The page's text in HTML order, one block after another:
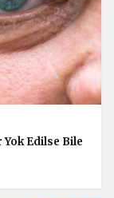
Yok Edilse Bile